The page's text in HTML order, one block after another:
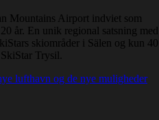
Mountains Airport indviet som
år. En unik regional satsning med
skiområder i Sälen og kun 40
Trysil.
lufthavn og de nye muligheder